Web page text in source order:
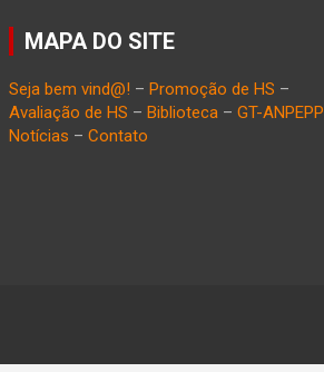
MAPA DO SITE
Seja bem vind@! – Promoção de HS –
Avaliação de HS – Biblioteca – GT-ANPEPP
Notícias – Contato